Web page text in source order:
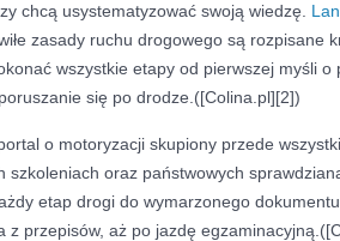
chcą usystematyzować swoją wiedzę.
zasady ruchu drogowego są rozpisane
wszystkie etapy od pierwszej myśli o
się po drodze.([Colina.pl][2])
o motoryzacji skupiony przede
szkoleniach oraz państwowych
etap drogi do wymarzonego
z przepisów, aż po jazdę